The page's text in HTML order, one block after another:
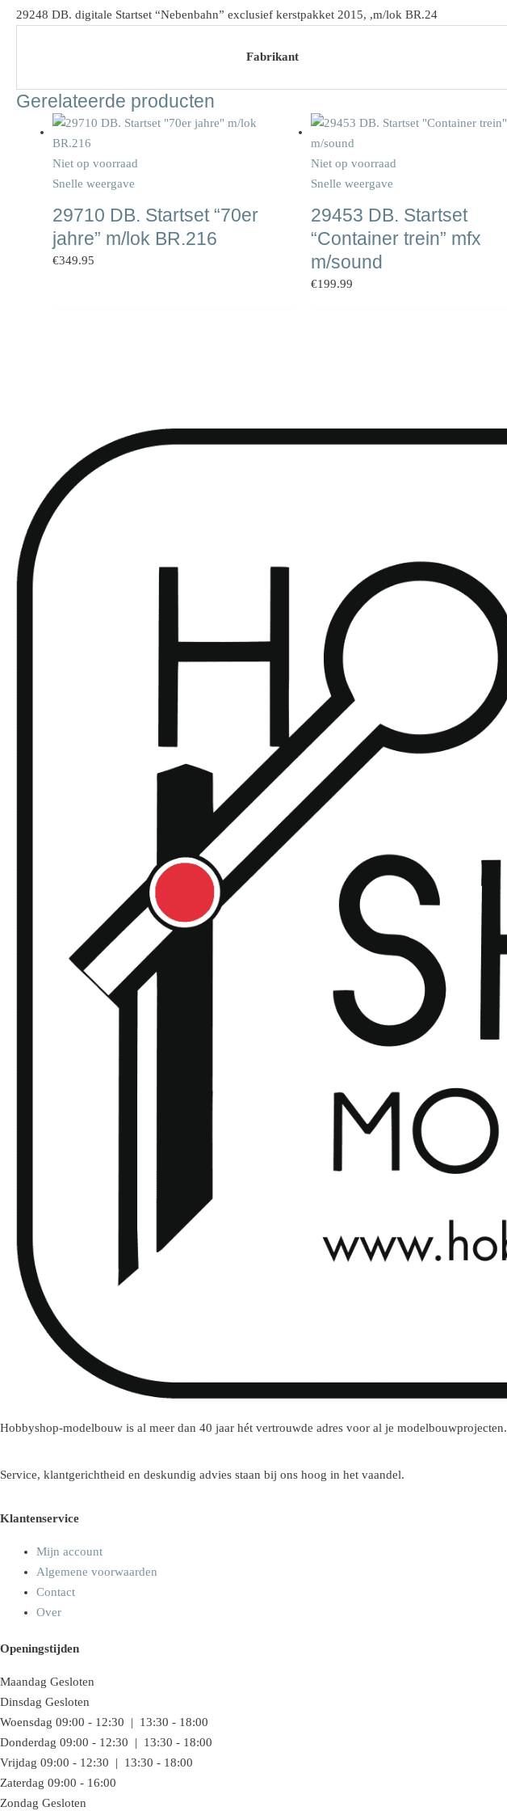
29248 DB. digitale Startset “Nebenbahn” exclusief kerstpakket 2015, ,m/lok BR.24
Fabrikant
Gerelateerde producten
Niet op voorraad
Snelle weergave
29710 DB. Startset “70er
jahre” m/lok BR.216
€349.95
Niet op voorraad
Snelle weergave
29453 DB. Startset
“Container trein” mfx
m/sound
€199.99
Hobbyshop-modelbouw is al meer dan 40 jaar hét vertrouwde adres voor al je modelbouwprojecten.
Service, klantgerichtheid en deskundig advies staan bij ons hoog in het vaandel.
Klantenservice
Mijn account
Algemene voorwaarden
Contact
Over
Openingstijden
Maandag Gesloten
Dinsdag Gesloten
Woensdag 09:00 - 12:30 | 13:30 - 18:00
Donderdag 09:00 - 12:30 | 13:30 - 18:00
Vrijdag 09:00 - 12:30 | 13:30 - 18:00
Zaterdag 09:00 - 16:00
Zondag Gesloten